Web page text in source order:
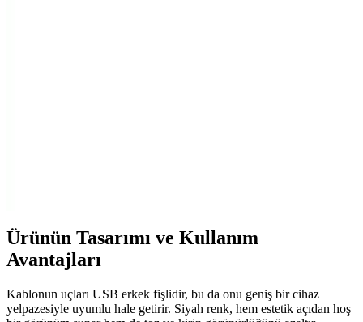
Ürünün Tasarımı ve Kullanım
Avantajları
Kablonun uçları USB erkek fişlidir, bu da onu geniş bir cihaz
yelpazesiyle uyumlu hale getirir. Siyah renk, hem estetik açıdan hoş